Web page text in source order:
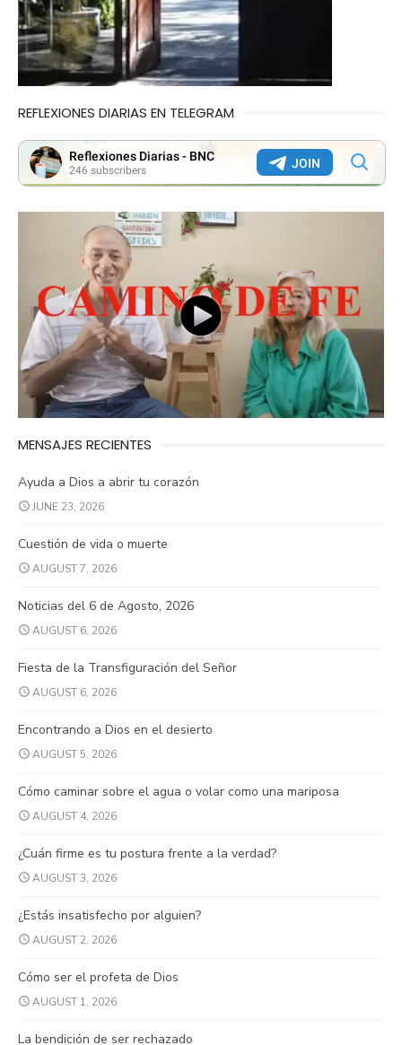
REFLEXIONES DIARIAS EN TELEGRAM
MENSAJES RECIENTES
Ayuda a Dios a abrir tu corazón
JUNE 23, 2026
Cuestión de vida o muerte
AUGUST 7, 2026
Noticias del 6 de Agosto, 2026
AUGUST 6, 2026
Fiesta de la Transfiguración del Señor
AUGUST 6, 2026
Encontrando a Dios en el desierto
AUGUST 5, 2026
Cómo caminar sobre el agua o volar como una mariposa
AUGUST 4, 2026
¿Cuán firme es tu postura frente a la verdad?
AUGUST 3, 2026
¿Estás insatisfecho por alguien?
AUGUST 2, 2026
Cómo ser el profeta de Dios
AUGUST 1, 2026
La bendición de ser rechazado